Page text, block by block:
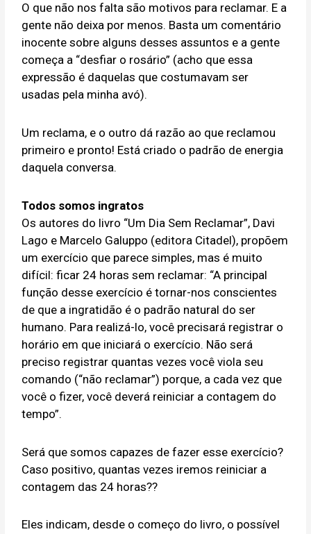
O que não nos falta são motivos para reclamar. E a
gente não deixa por menos. Basta um comentário
inocente sobre alguns desses assuntos e a gente
começa a “desfiar o rosário” (acho que essa
expressão é daquelas que costumavam ser
usadas pela minha avó).
Um reclama, e o outro dá razão ao que reclamou
primeiro e pronto! Está criado o padrão de energia
daquela conversa.
Todos somos ingratos
Os autores do livro “Um Dia Sem Reclamar”, Davi
Lago e Marcelo Galuppo (editora Citadel), propõem
um exercício que parece simples, mas é muito
difícil: ficar 24 horas sem reclamar: “A principal
função desse exercício é tornar-nos conscientes
de que a ingratidão é o padrão natural do ser
humano. Para realizá-lo, você precisará registrar o
horário em que iniciará o exercício. Não será
preciso registrar quantas vezes você viola seu
comando (“não reclamar”) porque, a cada vez que
você o fizer, você deverá reiniciar a contagem do
tempo”.
Será que somos capazes de fazer esse exercício?
Caso positivo, quantas vezes iremos reiniciar a
contagem das 24 horas??
Eles indicam, desde o começo do livro, o possível